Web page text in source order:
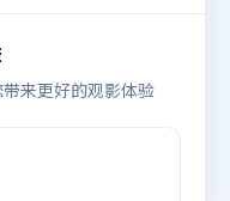
来更好的观影体验